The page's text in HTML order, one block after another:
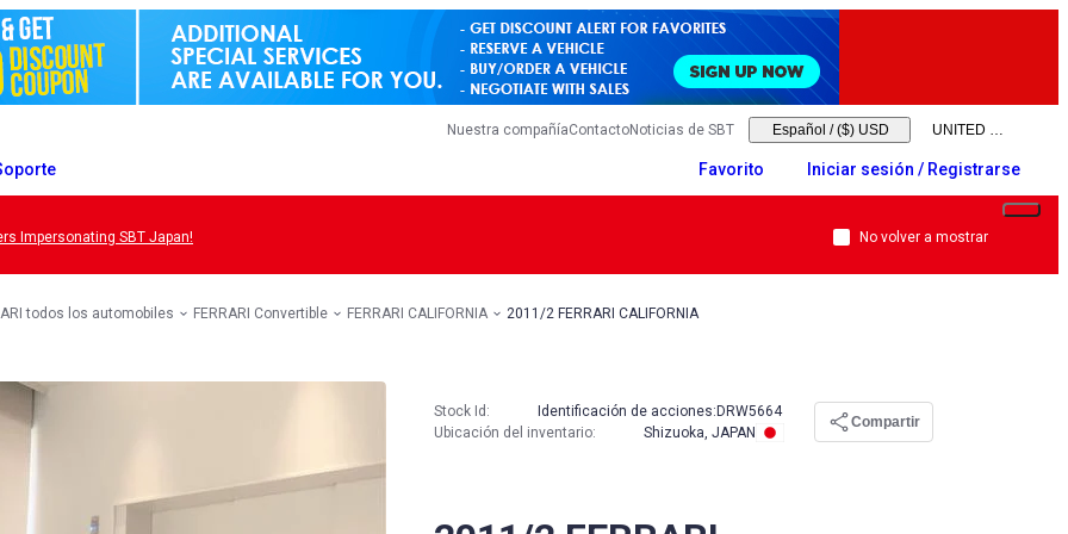
Nuestra compañíaContactoNoticias de SBT Español / ($) USD
Favorito Iniciar sesión / Registrarse
Impersonating SBT Japan! No volver a mostrar
todos los automobiles FERRARI Convertible FERRARI CALIFORNIA 2011/2 FERRARI CALIFORNIA
Stock Id: Identificación de acciones: DRW5664
Ubicación del inventario: Shizuoka, JAPAN
Compartir